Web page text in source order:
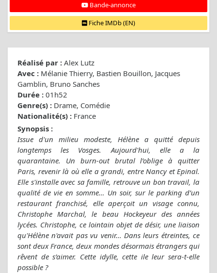
Bande-annonce
Fiche IMDb (EN)
Réalisé par : Alex Lutz
Avec : Mélanie Thierry, Bastien Bouillon, Jacques
Gamblin, Bruno Sanches
Durée : 01h52
Genre(s) : Drame, Comédie
Nationalité(s) : France
Synopsis :
Issue d'un milieu modeste, Hélène a quitté depuis
longtemps les Vosges. Aujourd'hui, elle a la
quarantaine. Un burn-out brutal l’oblige à quitter
Paris, revenir là où elle a grandi, entre Nancy et Epinal.
Elle s'installe avec sa famille, retrouve un bon travail, la
qualité de vie en somme… Un soir, sur le parking d’un
restaurant franchisé, elle aperçoit un visage connu,
Christophe Marchal, le beau Hockeyeur des années
lycées. Christophe, ce lointain objet de désir, une liaison
qu'Hélène n'avait pas vu venir... Dans leurs étreintes, ce
sont deux France, deux mondes désormais étrangers qui
rêvent de s’aimer. Cette idylle, cette ile leur sera-t-elle
possible ?